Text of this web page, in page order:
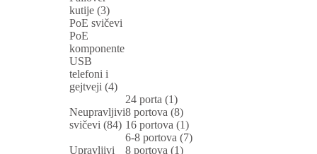
kutije (3)
PoE svičevi
PoE
komponente
USB
telefoni i
gejtveji (4)
Neupravljivi
svičevi (84)
24 porta (1)
8 portova (8)
16 portova (1)
6-8 portova (7)
Upravljivi
8 portova (1)